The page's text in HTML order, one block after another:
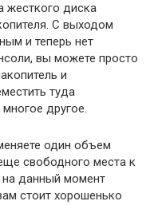
жесткого диска
С выходом
и теперь нет
вы можете просто
и
туда
другое.
один объем
свободного места к
данный момент
стоит хорошенько